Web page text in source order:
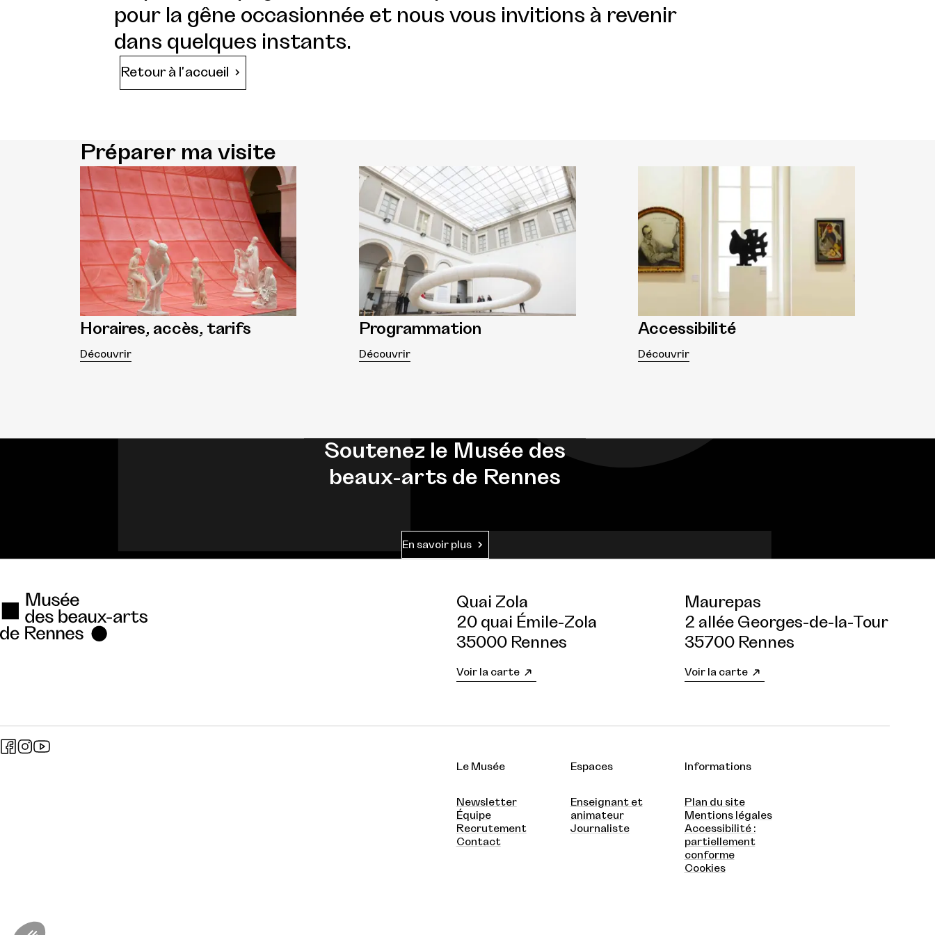
pour la gêne occasionnée et nous vous invitions à revenir
dans quelques instants.
Retour à l'accueil
Préparer ma visite
Horaires, accès, tarifs
Découvrir
Programmation
Découvrir
Accessibilité
Découvrir
Soutenez le Musée des
beaux-arts de Rennes
En savoir plus
Quai Zola
20 quai Émile-Zola
35000 Rennes
Voir la carte
Maurepas
2 allée Georges-de-la-Tour
35700 Rennes
Voir la carte
Le Musée
Newsletter
Équipe
Recrutement
Contact
Espaces
Enseignant et
animateur
Journaliste
Informations
Plan du site
Mentions légales
Accessibilité :
partiellement
conforme
Cookies